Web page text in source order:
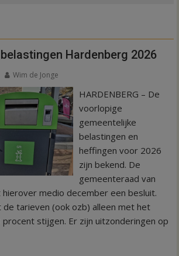
Hardenberg 2026
Wim de Jonge
HARDENBERG – De
voorlopige
gemeentelijke
belastingen en
heffingen voor 2026
zijn bekend. De
gemeenteraad van
medio december een besluit.
de tarieven (ook ozb) alleen met het
stijgen. Er zijn uitzonderingen op